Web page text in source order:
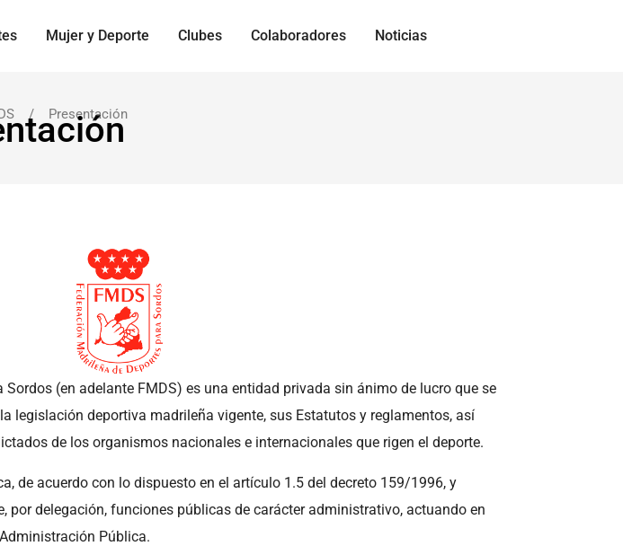
Mujer y Deporte Clubes Colaboradores Noticias
/ Presentación
Sordos (en adelante FMDS) es una entidad privada sin ánimo de lucro que se
legislación deportiva madrileña vigente, sus Estatutos y reglamentos, así
de los organismos nacionales e internacionales que rigen el deporte.
de acuerdo con lo dispuesto en el artículo 1.5 del decreto 159/1996, y
por delegación, funciones públicas de carácter administrativo, actuando en
Pública.